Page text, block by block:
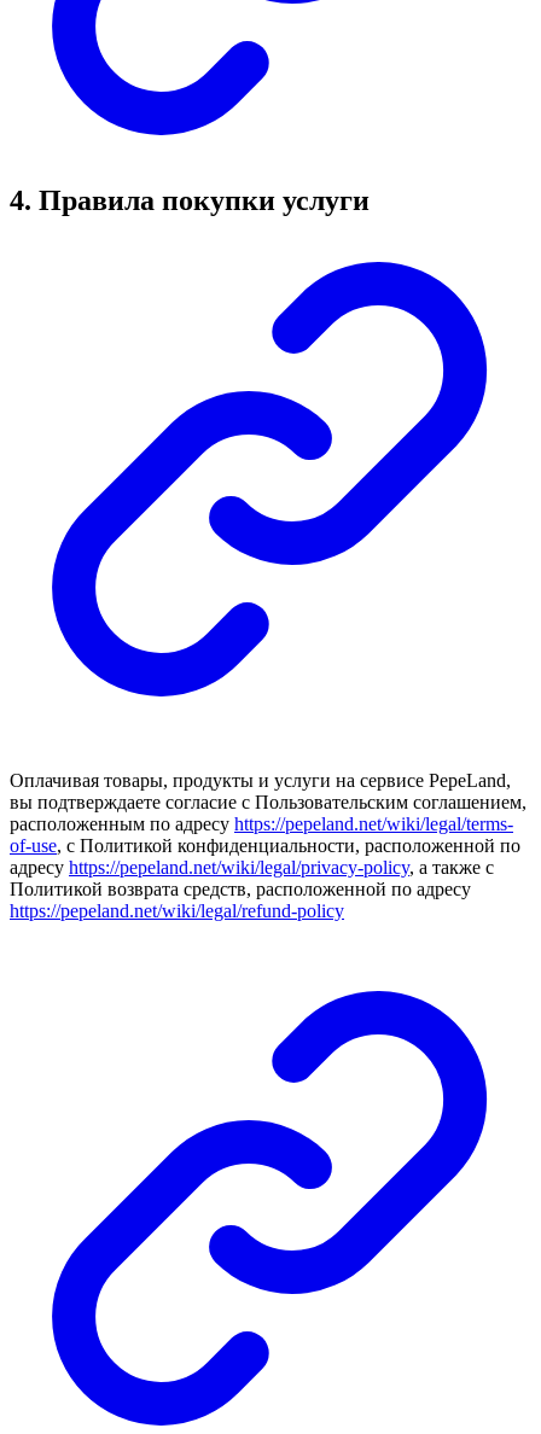
4. Правила покупки услуги
Оплачивая товары, продукты и услуги на сервисе PepeLand,
вы подтверждаете согласие с Пользовательским соглашением,
расположенным по адресу https://pepeland.net/wiki/legal/terms-
of-use, с Политикой конфиденциальности, расположенной по
адресу https://pepeland.net/wiki/legal/privacy-policy, а также с
Политикой возврата средств, расположенной по адресу
https://pepeland.net/wiki/legal/refund-policy